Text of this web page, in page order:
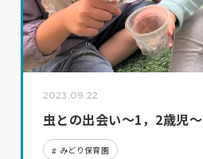
2023.09.22
虫との出会い～1，2歳児～
みどり保育園